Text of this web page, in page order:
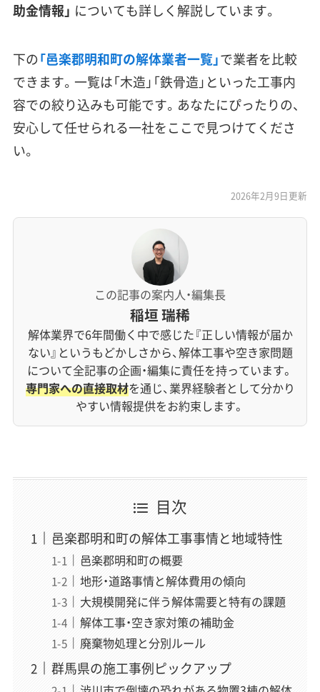
助金情報」 についても詳しく解説しています。
下の「邑楽郡明和町の解体業者一覧」で業者を比較
できます。一覧は「木造」「鉄骨造」といった工事内
容での絞り込みも可能です。あなたにぴったりの、
安心して任せられる一社をここで見つけてくださ
い。
2026年2月9日更新
この記事の案内人・編集長
稲垣 瑞稀
解体業界で6年間働く中で感じた『正しい情報が届か
ない』というもどかしさから、解体工事や空き家問題
について全記事の企画・編集に責任を持っています。
専門家への直接取材を通じ、業界経験者として分かり
やすい情報提供をお約束します。
目次
邑楽郡明和町の解体工事事情と地域特性
邑楽郡明和町の概要
地形・道路事情と解体費用の傾向
大規模開発に伴う解体需要と特有の課題
解体工事・空き家対策の補助金
廃棄物処理と分別ルール
群馬県の施工事例ピックアップ